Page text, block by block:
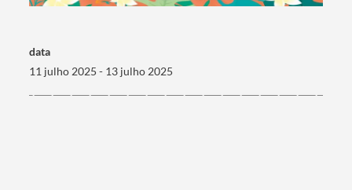
data
11 julho 2025 - 13 julho 2025